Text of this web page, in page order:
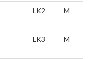
LK2 M
LK3 M